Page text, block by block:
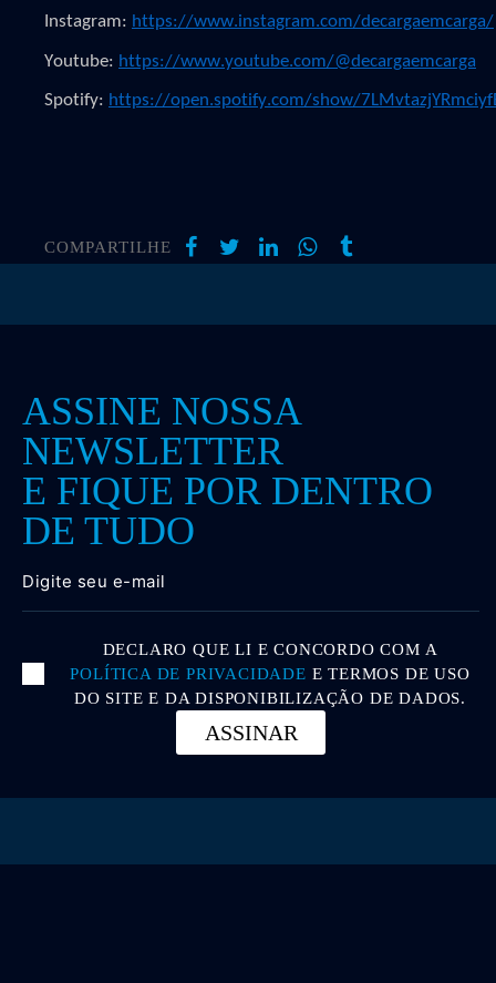
Instagram: https://www.instagram.com/decargaemcarga/
Youtube: https://www.youtube.com/@decargaemcarga
Spotify: https://open.spotify.com/show/
COMPARTILHE
ASSINE NOSSA
NEWSLETTER
E FIQUE POR DENTRO
DE TUDO
ASSINAR
DECLARO QUE LI E CONCORDO COM A
POLÍTICA DE PRIVACIDADE E TERMOS DE USO
DO SITE E DA DISPONIBILIZAÇÃO DE DADOS.